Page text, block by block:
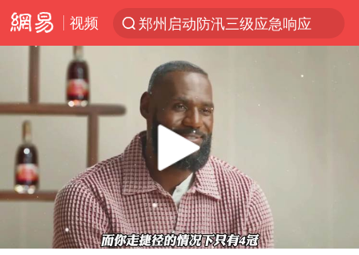
视频
郑州启动防汛三级应急响应
费大厨不再自称“大王”
APEC峰会倒计时100天
众星发文悼念秦焰
“还不如不放假”
Play
00:00